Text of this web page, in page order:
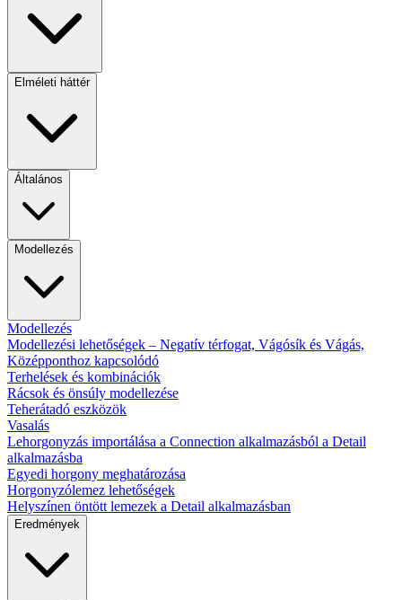
Elméleti háttér
Általános
Modellezés
Modellezés
Modellezési lehetőségek – Negatív térfogat, Vágósík és Vágás,
Középponthoz kapcsolódó
Terhelések és kombinációk
Rácsok és önsúly modellezése
Teherátadó eszközök
Vasalás
Lehorgonyzás importálása a Connection alkalmazásból a Detail
alkalmazásba
Egyedi horgony meghatározása
Horgonyzólemez lehetőségek
Helyszínen öntött lemezek a Detail alkalmazásban
Eredmények